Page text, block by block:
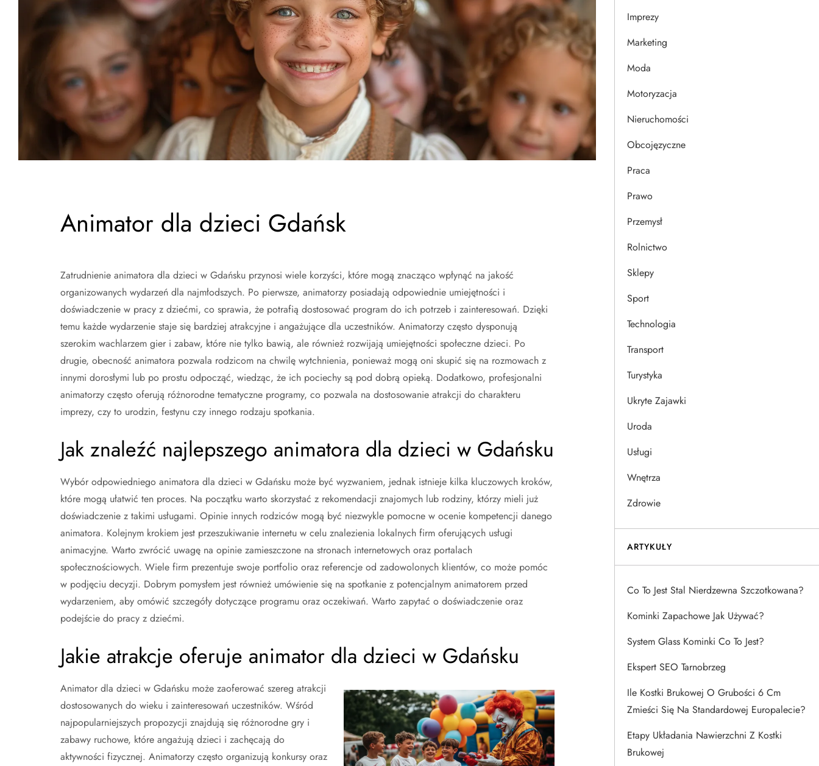
Animator dla dzieci Gdańsk
Zatrudnienie animatora dla dzieci w Gdańsku przynosi wiele korzyści, które mogą znacząco wpłynąć na jakość
organizowanych wydarzeń dla najmłodszych. Po pierwsze, animatorzy posiadają odpowiednie umiejętności i
doświadczenie w pracy z dziećmi, co sprawia, że potrafią dostosować program do ich potrzeb i zainteresowań. Dzięki
temu każde wydarzenie staje się bardziej atrakcyjne i angażujące dla uczestników. Animatorzy często dysponują
szerokim wachlarzem gier i zabaw, które nie tylko bawią, ale również rozwijają umiejętności społeczne dzieci. Po
drugie, obecność animatora pozwala rodzicom na chwilę wytchnienia, ponieważ mogą oni skupić się na rozmowach z
innymi dorosłymi lub po prostu odpocząć, wiedząc, że ich pociechy są pod dobrą opieką. Dodatkowo, profesjonalni
animatorzy często oferują różnorodne tematyczne programy, co pozwala na dostosowanie atrakcji do charakteru
imprezy, czy to urodzin, festynu czy innego rodzaju spotkania.
Jak znaleźć najlepszego animatora dla dzieci w Gdańsku
Wybór odpowiedniego animatora dla dzieci w Gdańsku może być wyzwaniem, jednak istnieje kilka kluczowych kroków,
które mogą ułatwić ten proces. Na początku warto skorzystać z rekomendacji znajomych lub rodziny, którzy mieli już
doświadczenie z takimi usługami. Opinie innych rodziców mogą być niezwykle pomocne w ocenie kompetencji danego
animatora. Kolejnym krokiem jest przeszukiwanie internetu w celu znalezienia lokalnych firm oferujących usługi
animacyjne. Warto zwrócić uwagę na opinie zamieszczone na stronach internetowych oraz portalach
społecznościowych. Wiele firm prezentuje swoje portfolio oraz referencje od zadowolonych klientów, co może pomóc
w podjęciu decyzji. Dobrym pomysłem jest również umówienie się na spotkanie z potencjalnym animatorem przed
wydarzeniem, aby omówić szczegóły dotyczące programu oraz oczekiwań. Warto zapytać o doświadczenie oraz
podejście do pracy z dziećmi.
Jakie atrakcje oferuje animator dla dzieci w Gdańsku
Animator dla dzieci w Gdańsku może zaoferować szereg atrakcji
dostosowanych do wieku i zainteresowań uczestników. Wśród
najpopularniejszych propozycji znajdują się różnorodne gry i
zabawy ruchowe, które angażują dzieci i zachęcają do
aktywności fizycznej. Animatorzy często organizują konkursy oraz
Imprezy
Marketing
Moda
Motoryzacja
Nieruchomości
Obcojęzyczne
Praca
Prawo
Przemysł
Rolnictwo
Sklepy
Sport
Technologia
Transport
Turystyka
Ukryte Zajawki
Uroda
Usługi
Wnętrza
Zdrowie
ARTYKUŁY
Co To Jest Stal Nierdzewna Szczotkowana?
Kominki Zapachowe Jak Używać?
System Glass Kominki Co To Jest?
Ekspert SEO Tarnobrzeg
Ile Kostki Brukowej O Grubości 6 Cm
Zmieści Się Na Standardowej Europalecie?
Etapy Układania Nawierzchni Z Kostki
Brukowej